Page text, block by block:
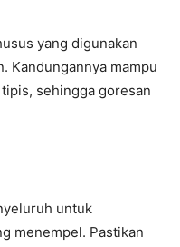
yang digunakan
Kandungannya mampu
sehingga goresan
untuk
menempel. Pastikan